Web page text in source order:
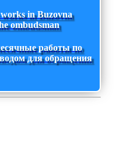
in Buzovna
ombudsman
работы по
для обращения